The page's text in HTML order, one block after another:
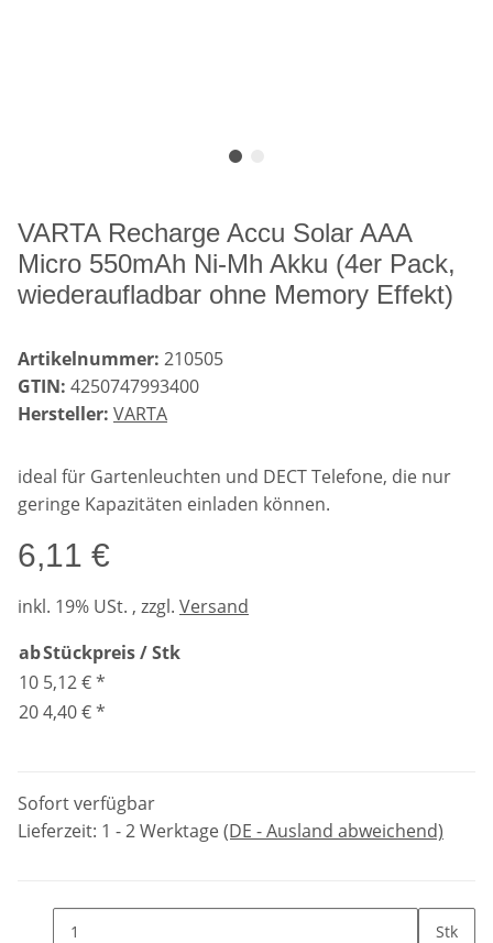
VARTA Recharge Accu Solar AAA
Micro 550mAh Ni-Mh Akku (4er Pack,
wiederaufladbar ohne Memory Effekt)
Artikelnummer: 210505
GTIN: 4250747993400
Hersteller: VARTA
ideal für Gartenleuchten und DECT Telefone, die nur
geringe Kapazitäten einladen können.
6,11 €
inkl. 19% USt. , zzgl. Versand
abStückpreis / Stk
10 5,12 €*
204,40 €*
Sofort verfügbar
Lieferzeit: 1 - 2 Werktage(DE - Ausland abweichend)
Stk